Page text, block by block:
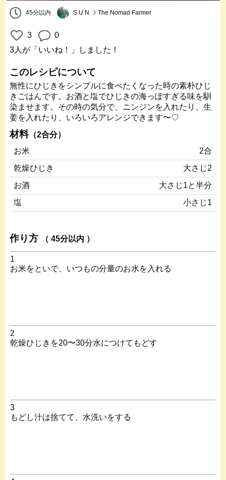
45分以内 S U N ☽ The Nomad Farmer
3
0
3人 が「いいね！」しました！
このレシピについて
無性にひじきをシンプルに食べたくなった時の素朴ひじ
きごはんです。お酒と塩でひじきの海っぽすぎる味を馴
染ませます。その時の気分で、ニンジンを入れたり、生
姜を入れたり、いろいろアレンジできます〜♡
材料（2合分）
お米
2合
乾燥ひじき
大さじ2
お酒
大さじ1と半分
塩
小さじ1
作り方 （ 45分以内 ）
1
お米をといで、いつもの分量のお水を入れる
2
乾燥ひじきを20〜30分水につけてもどす
3
もどし汁は捨てて、水洗いをする